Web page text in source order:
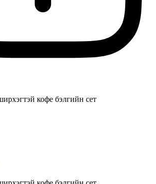
кофе бэлгийн сет